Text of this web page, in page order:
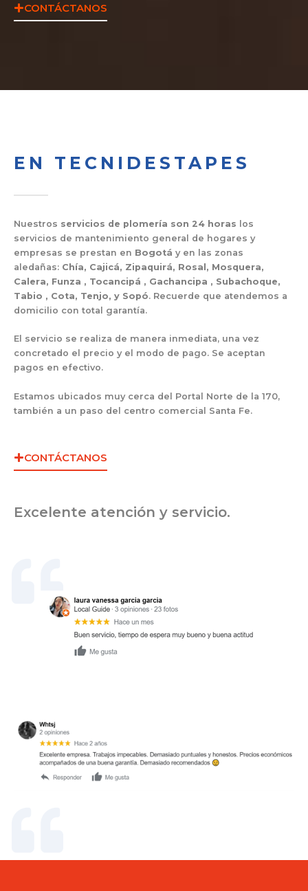
CONTÁCTANOS
EN TECNIDESTAPES
Nuestros servicios de plomería son 24 horas los
servicios de mantenimiento general de hogares y
empresas se prestan en Bogotá y en las zonas
aledañas: Chía, Cajicá, Zipaquirá, Rosal, Mosquera,
Calera, Funza , Tocancipá , Gachancipa , Subachoque,
Tabio , Cota, Tenjo, y Sopó. Recuerde que atendemos a
domicilio con total garantía.
El servicio se realiza de manera inmediata, una vez
concretado el precio y el modo de pago. Se aceptan
pagos en efectivo.
Estamos ubicados muy cerca del Portal Norte de la 170,
también a un paso del centro comercial Santa Fe.
CONTÁCTANOS
Excelente atención y servicio.